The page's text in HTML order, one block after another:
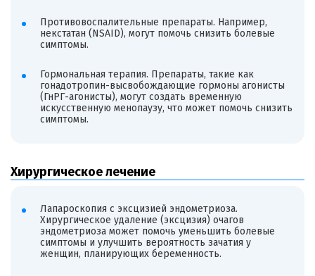
Противовоспалительные препараты. Например,
некстатан (NSAID), могут помочь снизить болевые
симптомы.
Гормональная терапия. Препараты, такие как
гонадотропин-высвобождающие гормоны агонисты
(ГнРГ-агонисты), могут создать временную
искусственную менопаузу, что может помочь снизить
симптомы.
Хирургическое лечение
Лапароскопия с эксцизией эндометриоза.
Хирургическое удаление (эксцизия) очагов
эндометриоза может помочь уменьшить болевые
симптомы и улучшить вероятность зачатия у
женщин, планирующих беременность.